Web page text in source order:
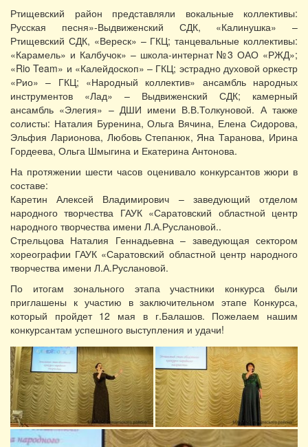
Ртищевский район представляли вокальные коллективы:
Русская песня»-Выдвиженский СДК, «Калинушка» –
Ртищевский СДК, «Вереск» – ГКЦ; танцевальные коллективы:
«Карамель» и Калбучок» – школа-интернат №3 ОАО «РЖД»;
«Rio Team» и «Калейдоскоп» – ГКЦ; эстрадно духовой оркестр
«Рио» – ГКЦ; «Народный коллектив» ансамбль народных
инструментов «Лад» – Выдвиженский СДК; камерный
ансамбль «Элегия» – ДШИ имени В.В.Толкуновой. А также
солисты: Наталия Буренина, Ольга Вячина, Елена Сидорова,
Эльфия Ларионова, Любовь Степанюк, Яна Таранова, Ирина
Гордеева, Ольга Шмыгина и Екатерина Антонова.
На протяжении шести часов оценивало конкурсантов жюри в
составе:
Каретин Алексей Владимирович – заведующий отделом
народного творчества ГАУК «Саратовский областной центр
народного творчества имени Л.А.Руслановой..
Стрельцова Наталия Геннадьевна – заведующая сектором
хореографии ГАУК «Саратовский областной центр народного
творчества имени Л.А.Руслановой.
По итогам зонального этапа участники конкурса были
приглашены к участию в заключительном этапе Конкурса,
который пройдет 12 мая в г.Балашов. Пожелаем нашим
конкурсантам успешного выступления и удачи!